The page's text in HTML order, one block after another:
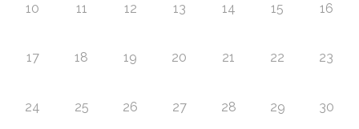
10 11 12 13 14 15 16
17 18 19 20 21 22 23
24 25 26 27 28 29 30